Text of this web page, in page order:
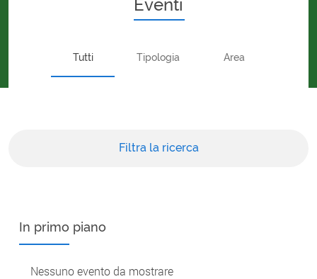
Eventi
Tutti Tipologia Area
Filtra la ricerca
In primo piano
Nessuno evento da mostrare